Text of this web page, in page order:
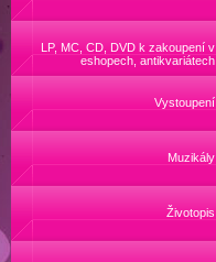
LP, MC, CD, DVD k zakoupení v
eshopech, antikvariátech
Vystoupení
Muzikály
Životopis